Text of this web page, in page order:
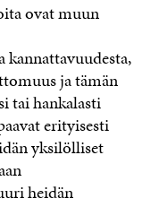
ovat muun
ja tämän
tai hankalasti
erityisesti
yksilölliset
heidän